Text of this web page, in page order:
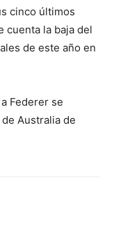
cinco últimos
cuenta la baja del
de este año en
Federer se
Australia de